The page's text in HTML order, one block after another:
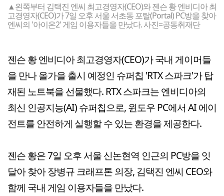
▲왼쪽부터 김택진 엔씨 최고경영자(CEO)와 젠슨 황 엔비디아 최
고경영자(CEO)가 7일 오후 서울 서초동 포탈(Portal) PC방을 찾아
엔씨의 '아이온2' 게임 이용자들을 만났다. 사진=공동취재단
젠슨 황 엔비디아 최고경영자(CEO)가 국내 게이머들
을 만나 올가을 출시 예정인 슈퍼칩 'RTX 스파크'가 탑
재된 노트북을 선물했다. RTX 스파크는 엔비디아의
최신 인공지능(AI) 슈퍼칩으로, 윈도우 PC에서 AI 에이
전트를 안전하게 실행할 수 있는 환경을 제공한다.
젠슨 황은 7일 오후 서울 신논현역 인근의 PC방을 잇
달아 찾아 장병규 크래프톤 의장, 김택진 엔씨 CEO와
함께 국내 게임 이용자들을 만났다.